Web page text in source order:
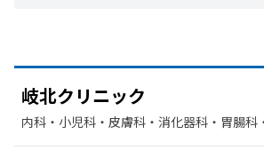
岐北クリニック
内科・​小児科・​皮膚科・​消化器科・​胃腸科